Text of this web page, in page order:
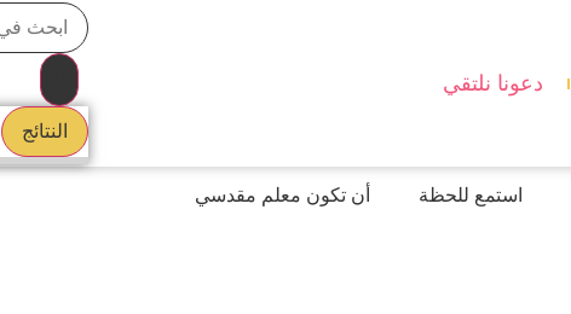
دعونا نلتقي
النتائج
استمع للحظة أن تكون معلم مقدسي